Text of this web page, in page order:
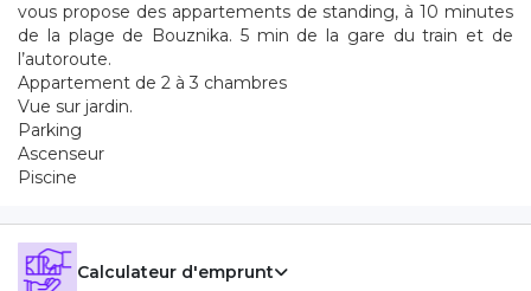
vous propose des appartements de standing, à 10 minutes
de la plage de Bouznika. 5 min de la gare du train et de
l’autoroute.
Appartement de 2 à 3 chambres
Vue sur jardin.
Parking
Ascenseur
Piscine
Calculateur d'emprunt